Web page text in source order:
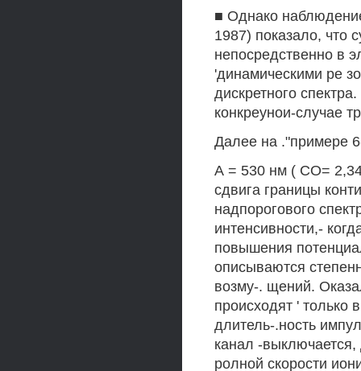
■ Однако
1987) показало, что
непосредственно в
'динамическими ре
дискретного
конкреунои-случае
Далее на ."примере
А = 530 нм ( СО=
сдвига границы
надпорогового
интенсивности,-
повышения
описываются
возму-. щений.
происходят ' только
длитель-.ность
канал -
ролной скорости